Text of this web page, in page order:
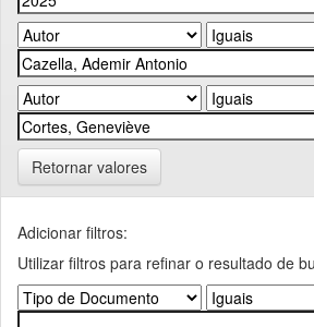
Retornar valores
Adicionar filtros:
Utilizar filtros para refinar o resultado de